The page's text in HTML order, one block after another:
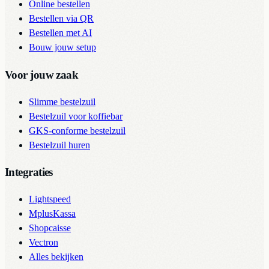
Online bestellen
Bestellen via QR
Bestellen met AI
Bouw jouw setup
Voor jouw zaak
Slimme bestelzuil
Bestelzuil voor koffiebar
GKS-conforme bestelzuil
Bestelzuil huren
Integraties
Lightspeed
MplusKassa
Shopcaisse
Vectron
Alles bekijken